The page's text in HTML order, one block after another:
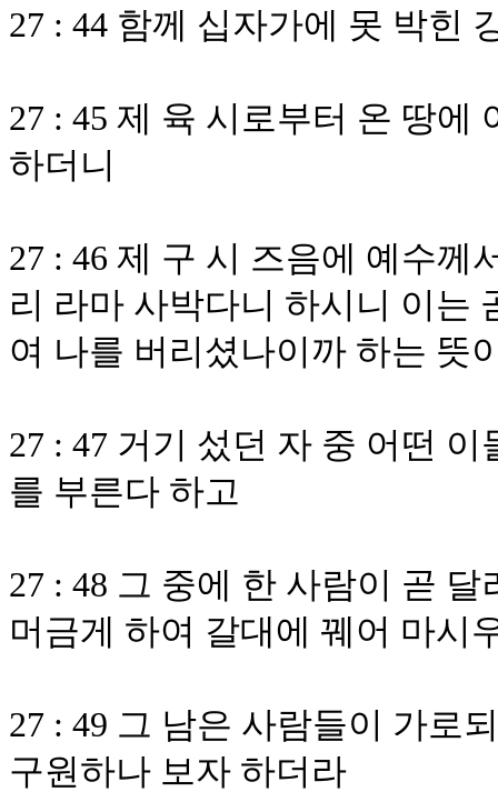
27 : 44 함께 십자가에 못 박힌
27 : 45 제 육 시로부터 온 땅에
하더니
27 : 46 제 구 시 즈음에 예수께
리 라마 사박다니 하시니 이는
여 나를 버리셨나이까 하는 뜻
27 : 47 거기 섰던 자 중 어떤
를 부른다 하고
27 : 48 그 중에 한 사람이 곧
머금게 하여 갈대에 꿰어 마시
27 : 49 그 남은 사람들이 가로
구원하나 보자 하더라